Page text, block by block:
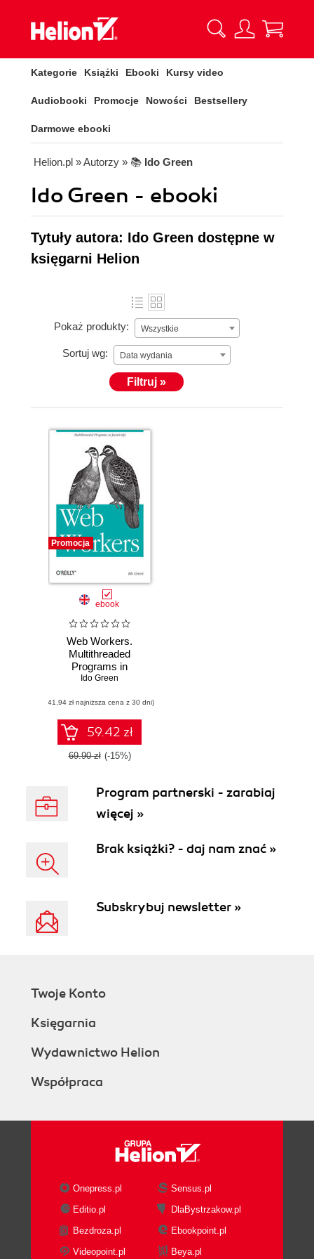
Kategorie Książki Ebooki Kursy video
Audiobooki Promocje Nowości Bestsellery
Darmowe ebooki
Helion.pl » Autorzy » 📚 Ido Green
Ido Green - ebooki
Tytuły autora: Ido Green dostępne w
księgarni Helion
Pokaż produkty: Wszystkie
Sortuj wg: Data wydania
Filtruj »
Promocja
ebook
Web Workers.
Multithreaded
Programs in
JavaScript
Ido Green
(41,94 zł najniższa cena z 30 dni)
59.42 zł
69.90 zł (-15%)
Program partnerski - zarabiaj
więcej »
Brak książki? - daj nam znać »
Subskrybuj newsletter »
Twoje Konto
Księgarnia
Wydawnictwo Helion
Współpraca
Onepress.pl
Sensus.pl
Editio.pl
DlaBystrzakow.pl
Bezdroza.pl
Ebookpoint.pl
Videopoint.pl
Beya.pl